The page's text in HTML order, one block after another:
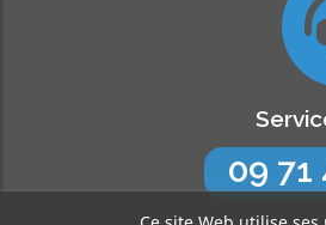
09 71